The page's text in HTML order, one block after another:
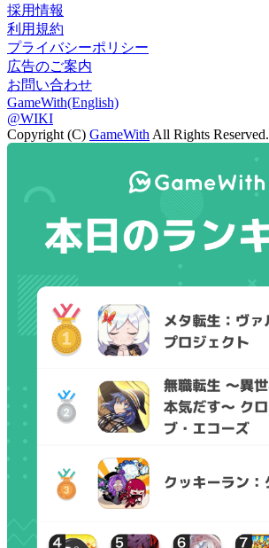
採用情報
利用規約
プライバシーポリシー
広告のご案内
お問い合わせ
GameWith(English)
@WIKI
Copyright (C) GameWith All Rights Reserved.